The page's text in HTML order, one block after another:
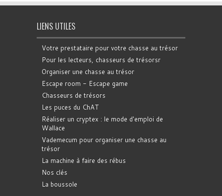
LIENS UTILES
Votre prestataire pour votre chasse au trésor
Pour les lecteurs, chasseurs de trésorsr
Organiser une chasse au trésor
Escape room - Escape game
Chasseurs de trésors
Les puces du ChAT
Réaliser un cryptex : le mode d'emploi de
Wallace
Vademecum pour organiser une chasse au
trésor
La machine à faire des rébus
Nos clés
La boussole